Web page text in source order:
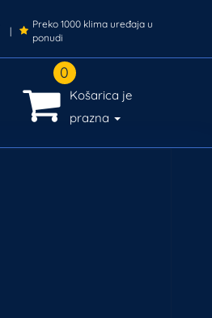
|
Preko 1000 klima uređaja u
ponudi
0
Košarica je
prazna